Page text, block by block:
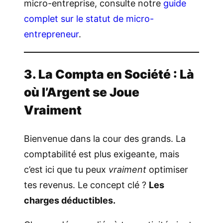
micro-entreprise, consulte notre guide
complet sur le statut de micro-
entrepreneur.
3. La Compta en Société : Là
où l’Argent se Joue
Vraiment
Bienvenue dans la cour des grands. La
comptabilité est plus exigeante, mais
c’est ici que tu peux vraiment optimiser
tes revenus. Le concept clé ? Les
charges déductibles.